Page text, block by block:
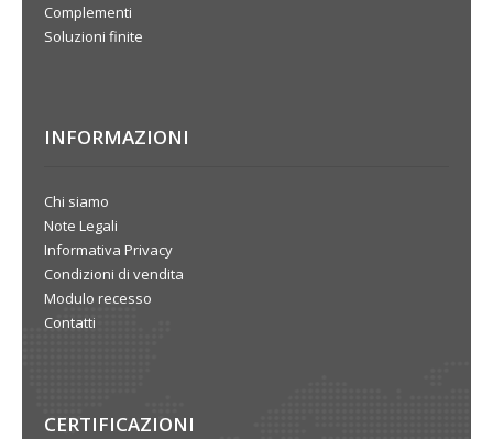
Complementi
Soluzioni finite
INFORMAZIONI
Chi siamo
Note Legali
Informativa Privacy
Condizioni di vendita
Modulo recesso
Contatti
CERTIFICAZIONI